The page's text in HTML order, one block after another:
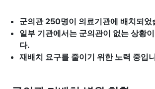
군의관 250명이 의료기관에 배치되었
일부 기관에서는 군의관이 없는 상황
다.
재배치 요구를 줄이기 위한 노력 중입